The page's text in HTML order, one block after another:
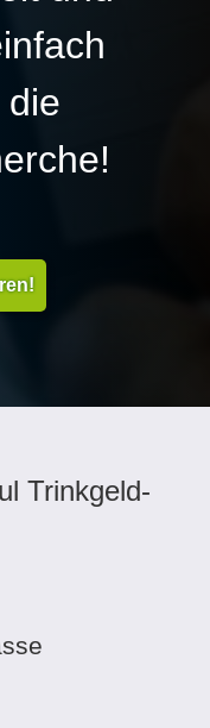
die
Trinkgeld-